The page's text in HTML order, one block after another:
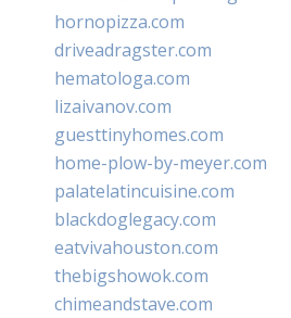
hornopizza.com
driveadragster.com
hematologa.com
lizaivanov.com
guesttinyhomes.com
home-plow-by-meyer.com
palatelatincuisine.com
blackdoglegacy.com
eatvivahouston.com
thebigshowok.com
chimeandstave.com